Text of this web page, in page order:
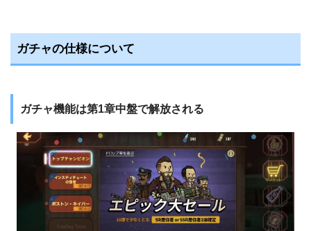
ガチャの仕様について
ガチャ機能は第1章中盤で解放される